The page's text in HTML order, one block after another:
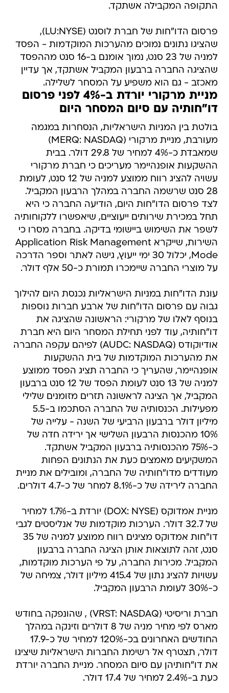
התקופה המקבילה אשתקד.
פרסום הדו"חות של חברת לוסנט (LU:NYSE),
שהציגו נתונים נמוכים מהערכות המוקדמות - הפסד
למניה של 23 סנט, נמוך אומנם ב-16 סנט מההפסד
שהציגה החברה ברבעון המקביל אשתקד, אך עדיין
מאכזב - גם הוא משפיע על המסחר לשלילה.
מניית מרקורי יורדת ב-4% לפני פרסום
דו"חותיה עם סיום המסחר היום
בולטת בין המניות הישראליות, הנסחרות במגמה
מעורבת, מניית מרקורי (MERQ: NASDAQ)
שמאבדת כ-4% למחיר של 29.8 דולר. בבית
ההשקעות אופנהיימר מעריכים כי חברת מרקורי
עשויה להציג רווח ממוצע למניה של 12 סנט, לעומת
28 סנט שרשמה החברה במהלך הרבעון המקביל.
לצד פרסום הדו"חות היום, הודיעה החברה כי היא
תחל במכירת שירותים ייעוציים, שיאפשרו ללקוחותיה
לשפר את השימוש ביישומי בדיקה. בחברה מסרו כי
השירות, שייקרא Application Risk Management
Mode, יכלול 30 ימי ייעוץ, גישה לאתר וספר הדרכה
על מוצרי החברה שיימכרו תמורת כ-50 אלף דולר.
עונת הדו"חות במניות הישראליות נכנסת היום להילוך
גבוה עם פרסום הדו"חות של ארבע חברות נוספות
בנוסף לאלו של מרקורי: הראשונה שהציגה את
דו"חותיה, עוד לפני תחילת המסחר היום היא חברת
אודיוקודס (AUDC: NASDAQ) לפיהם עקפה החברה
את מהערכות המוקדמות של בית ההשקעות
אופנהיימר, שהעריך כי החברה תציג הפסד ממוצע
למניה של 13 סנט לעומת הפסד של 12 סנט ברבעון
המקביל, אך הציגה לראשונה תזרים מזומנים שלילי
מפעילות. הכנסותיה של החברה הסתכמו ב-5.5
מיליון דולר ברבעון הרביעי של השנה - עלייה של
10% מהכנסות הרבעון השלישי אך ירידה חדה של
כ-75% מהכנסותיה ברבעון המקביל אשתקד.
המשקיעים מאמצים כעת את הנתונים הפחות
מעודדים מדו"חותיה של החברה, ומובילים את מניית
החברה לירידה של כ-8.1% למחר של כ-4.7 דולרים.
מניית אמדוקס (DOX: NYSE) יורדת ב-1.7% למחיר
של 32.7 דולר. הערכות מוקדמות של אנליסטים לגבי
דו"חות אמדוקס מציגים רווח ממוצע למניה של 35
סנט, זהה לתוצאות אותן הציגה החברה ברבעון
המקביל. מכירות החברה, על פי הערכות מוקדמות,
עשויות להציג נתון של 415.4 מיליון דולר, צמיחה של
כ-30% לעומת הרבעון המקביל.
חברת וריסיטי (VRST: NASDAQ) , שהונפקה בחודש
מארס לפי מחיר מניה של 8 דולרים וזינקה במהלך
החודשים האחרונים בכ-120% למחיר של כ-17.9
דולר, תצטרף אל רשימת החברות הישראליות שיציגו
את דו"חותיהן עם סיום המסחר. מניית החברה יורדת
כעת ב-2.4% למחיר של 17.4 דולר.